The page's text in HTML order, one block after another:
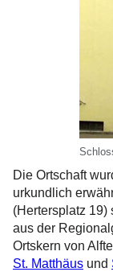
Die Ortschaft
urkundlich
(Hertersplatz 19)
aus der
Ortskern von
St. Matthäus und